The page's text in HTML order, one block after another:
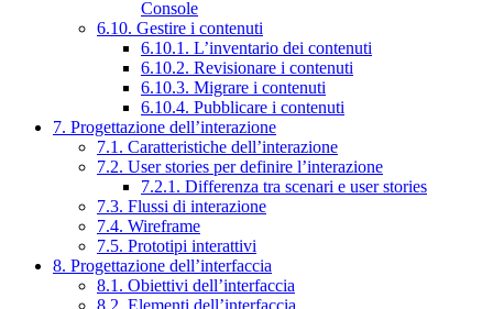
Console
6.10. Gestire i contenuti
6.10.1. L’inventario dei contenuti
6.10.2. Revisionare i contenuti
6.10.3. Migrare i contenuti
6.10.4. Pubblicare i contenuti
7. Progettazione dell’interazione
7.1. Caratteristiche dell’interazione
7.2. User stories per definire l’interazione
7.2.1. Differenza tra scenari e user stories
7.3. Flussi di interazione
7.4. Wireframe
7.5. Prototipi interattivi
8. Progettazione dell’interfaccia
8.1. Obiettivi dell’interfaccia
8.2. Elementi dell’interfaccia